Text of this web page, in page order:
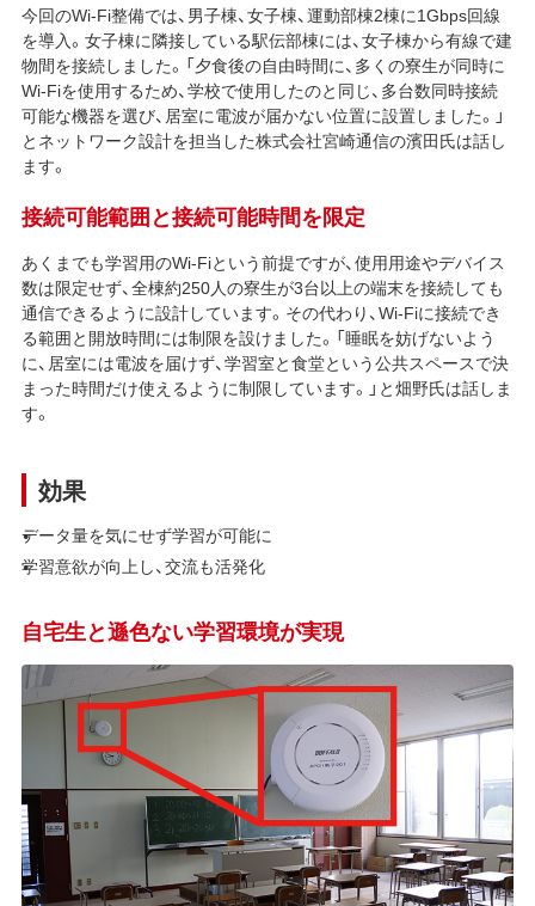
今回のWi-Fi整備では、男子棟、女子棟、運動部棟2棟に1Gbps回線
を導入。女子棟に隣接している駅伝部棟には、女子棟から有線で建
物間を接続しました。「夕食後の自由時間に、多くの寮生が同時に
Wi-Fiを使用するため、学校で使用したのと同じ、多台数同時接続
可能な機器を選び、居室に電波が届かない位置に設置しました。」
とネットワーク設計を担当した株式会社宮崎通信の濱田氏は話し
ます。
接続可能範囲と接続可能時間を限定
あくまでも学習用のWi-Fiという前提ですが、使用用途やデバイス
数は限定せず、全棟約250人の寮生が3台以上の端末を接続しても
通信できるように設計しています。その代わり、Wi-Fiに接続でき
る範囲と開放時間には制限を設けました。「睡眠を妨げないよう
に、居室には電波を届けず、学習室と食堂という公共スペースで決
まった時間だけ使えるように制限しています。」と畑野氏は話しま
す。
効果
データ量を気にせず学習が可能に
学習意欲が向上し、交流も活発化
自宅生と遜色ない学習環境が実現